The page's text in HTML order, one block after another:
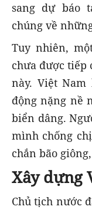
sang dự báo
chúng về
Tuy nhiên,
chưa được tiếp
này. Việt
động nặng nề
biển dâng.
mình chống
chắn bão
Xây dựng
Chủ tịch nước